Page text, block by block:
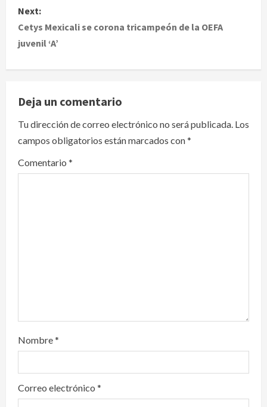
t
n
a
v
i
g
a
Next:
Cetys Mexicali se corona tricampeón de la OEFA
juvenil ‘A’
Deja un comentario
Tu dirección de correo electrónico no será publicada. Los
campos obligatorios están marcados con*
Comentario *
Nombre*
Correo electrónico *